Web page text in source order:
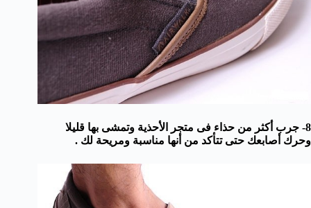
8- جرب أكثر من حذاء فى متجر الأحذية وتمشى بها قليلا
وحرك أصابعك حتى تتأكد من أنها مناسبة ومريحة لك .